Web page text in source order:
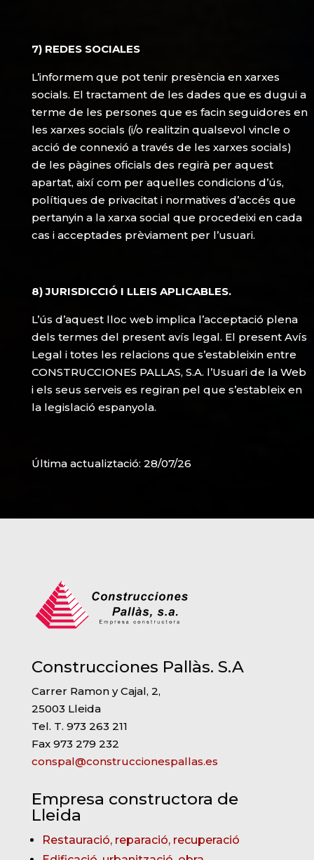
7) REDES SOCIALES
L’informem que pot tenir presència en xarxes
socials. El tractament de les dades que es dugui a
terme de les persones que es facin seguidores en
les xarxes socials (i/o realitzin qualsevol vincle o
acció de connexió a través de les xarxes socials)
de les pàgines oficials des regirà per aquest
apartat, així com per aquelles condicions d’ús,
polítiques de privacitat i normatives d’accés que
pertanyin a la xarxa social que procedeixi en cada
cas i acceptades prèviament per l’usuari.
8) JURISDICCIÓ I LLEIS APLICABLES.
L’ús d’aquest lloc web implica l’acceptació plena
dels termes del present avís legal. El present Avís
Legal i totes les relacions que s’estableixin entre
CONSTRUCCIONES PALLAS, S.A. l’Usuari de la Web
i els seus serveis es regiran pel que s’estableix en
la legislació espanyola.
Última actualiztació: 28/07/26
Construcciones Pallàs. S.A
Carrer Ramon y Cajal, 2,
25003 Lleida
Tel. T. 973 263 211
Fax 973 279 232
conspal@construccionespallas.es
Empresa constructora de
Lleida
Restauració, reparació, recuperació